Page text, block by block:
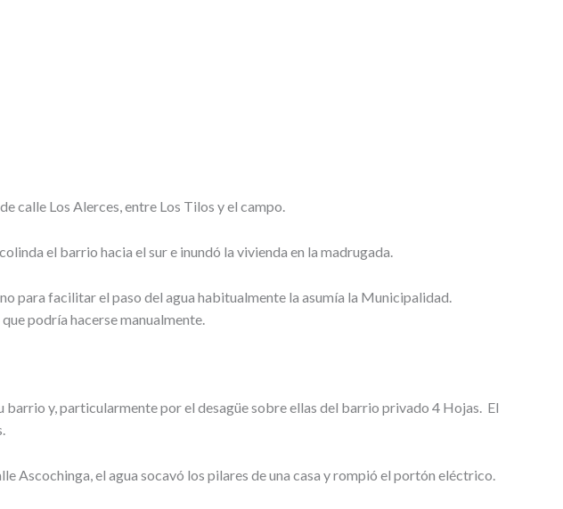
calle Los Alerces, entre Los Tilos y el campo.
el barrio hacia el sur e inundó la vivienda en la madrugada.
para facilitar el paso del agua habitualmente la asumía la Municipalidad.
podría hacerse manualmente.
barrio y, particularmente por el desagüe sobre ellas del barrio privado 4 Hojas. El
Ascochinga, el agua socavó los pilares de una casa y rompió el portón eléctrico.